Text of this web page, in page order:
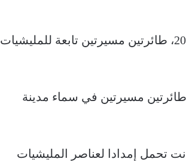
اسقطت القوات المشتركة، اليوم السبت 5 سبتمبر 2020، طائرتين مسيرتين تابعة للمليشيات
مسيرتين في سماء مدينة
تحمل إمدادا لعناصر المليشيات